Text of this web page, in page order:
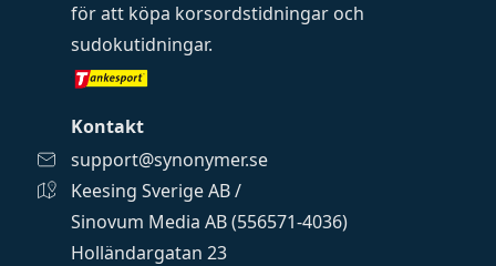
för att köpa korsordstidningar och
sudokutidningar.
Kontakt
support@synonymer.se
Keesing Sverige AB /
Sinovum Media AB (556571-4036)
Holländargatan 23